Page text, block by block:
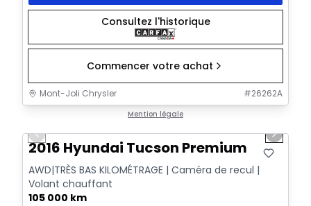
Consultez l'historique
Commencer votre achat
Mont-Joli Chrysler #26262A
Mention légale
Previous slide Next
2016 Hyundai Tucson Premium
AWD|TRÈS BAS KILOMÉTRAGE | Caméra de recul |
Volant chauffant
105 000 km